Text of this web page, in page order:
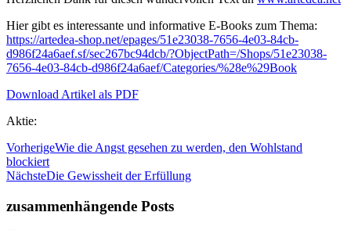
Hier gibt es interessante und informative E-Books zum Thema:
https://artedea-shop.net/epages/51e23038-7656-4e03-84cb-
d986f24a6aef.sf/sec267bc94dcb/?ObjectPath=/Shops/51e23038-
7656-4e03-84cb-d986f24a6aef/Categories/%28e%29Book
Download Artikel als PDF
Aktie:
VorherigeWie die Angst gesehen zu werden, den Wohlstand
blockiert
NächsteDie Gewissheit der Erfüllung
zusammenhängende Posts